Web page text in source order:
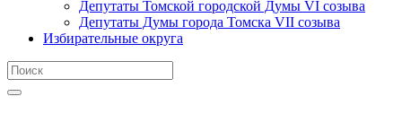
Депутаты Томской городской Думы VI созыва
Депутаты Думы города Томска VII созыва
Избирательные округа